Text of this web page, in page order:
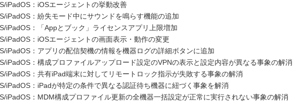
iPadOS：iOSエージェントの挙動改善
iPadOS：紛失モード中にサウンドを鳴らす機能の追加
iPadOS：「Appとブック」ライセンスアプリ上限増加
iPadOS：iOSエージェントの画面表示・動作の変更
iPadOS：アプリの配信契機の情報を機器ログの詳細ボタンに追加
iPadOS：構成プロファイルアップロード設定のVPNの表示と設定内容が異なる事象の解消
iPadOS：共有iPad端末に対してリモートロック指示が失敗する事象の解消
iPadOS：iPadが特定の条件で異なる認証待ち機器に紐づく事象を解消
iPadOS：MDM構成プロファイル更新の全機器一括設定が正常に実行されない事象の解消